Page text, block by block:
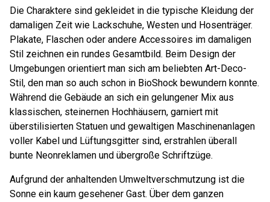
Die Charaktere sind gekleidet in die typische Kleidung der
damaligen Zeit wie Lackschuhe, Westen und Hosenträger.
Plakate, Flaschen oder andere Accessoires im damaligen
Stil zeichnen ein rundes Gesamtbild. Beim Design der
Umgebungen orientiert man sich am beliebten Art-Deco-
Stil, den man so auch schon in BioShock bewundern konnte.
Während die Gebäude an sich ein gelungener Mix aus
klassischen, steinernen Hochhäusern, garniert mit
überstilisierten Statuen und gewaltigen Maschinenanlagen
voller Kabel und Lüftungsgitter sind, erstrahlen überall
bunte Neonreklamen und übergroße Schriftzüge.
Aufgrund der anhaltenden Umweltverschmutzung ist die
Sonne ein kaum gesehener Gast. Über dem ganzen